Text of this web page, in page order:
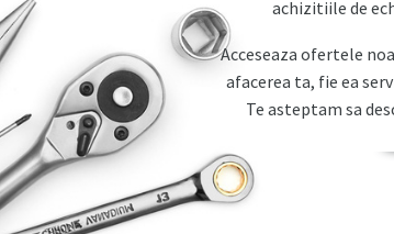
achizitiile de
Acceseaza ofertele
afacerea ta, fie ea
Te asteptam sa